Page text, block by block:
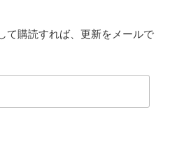
て購読すれば、更新をメールで